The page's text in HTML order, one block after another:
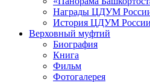
Награды ЦДУМ
История ЦДУМ России
Верховный муфтий
Биография
Книга
Фильм
Фотогалерея